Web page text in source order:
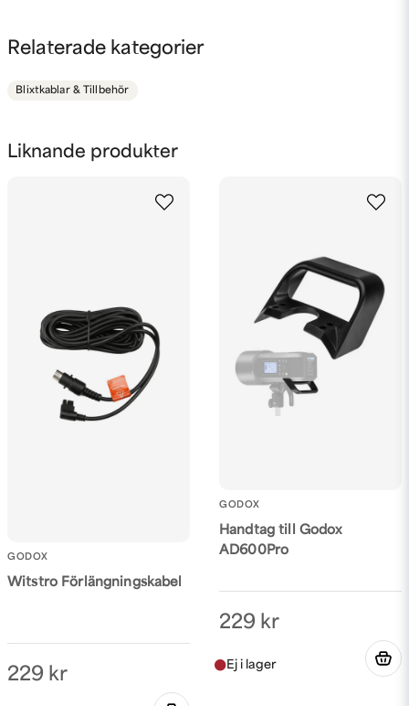
Liknande produkter
GODOX
Witstro Förlängningskabel
229 kr
GODOX
Handtag till Godox
AD600Pro
229 kr
Fråga oss något om denna produkten...
Relaterade kategorier
Blixtkablar & Tillbehör